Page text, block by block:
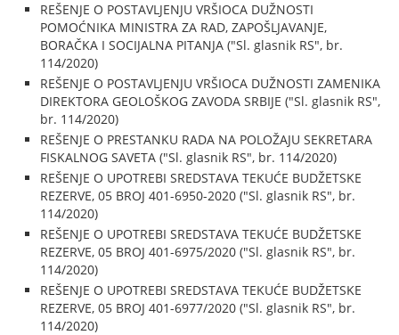
REŠENJE O POSTAVLJENJU VRŠIOCA DUŽNOSTI
POMOĆNIKA MINISTRA ZA RAD, ZAPOŠLJAVANJE,
BORAČKA I SOCIJALNA PITANJA ("Sl. glasnik RS", br.
114/2020)
REŠENJE O POSTAVLJENJU VRŠIOCA DUŽNOSTI ZAMENIKA
DIREKTORA GEOLOŠKOG ZAVODA SRBIJE ("Sl. glasnik RS",
br. 114/2020)
REŠENJE O PRESTANKU RADA NA POLOŽAJU SEKRETARA
FISKALNOG SAVETA ("Sl. glasnik RS", br. 114/2020)
REŠENJE O UPOTREBI SREDSTAVA TEKUĆE BUDŽETSKE
REZERVE, 05 BROJ 401-6950-2020 ("Sl. glasnik RS", br.
114/2020)
REŠENJE O UPOTREBI SREDSTAVA TEKUĆE BUDŽETSKE
REZERVE, 05 BROJ 401-6975/2020 ("Sl. glasnik RS", br.
114/2020)
REŠENJE O UPOTREBI SREDSTAVA TEKUĆE BUDŽETSKE
REZERVE, 05 BROJ 401-6977/2020 ("Sl. glasnik RS", br.
114/2020)